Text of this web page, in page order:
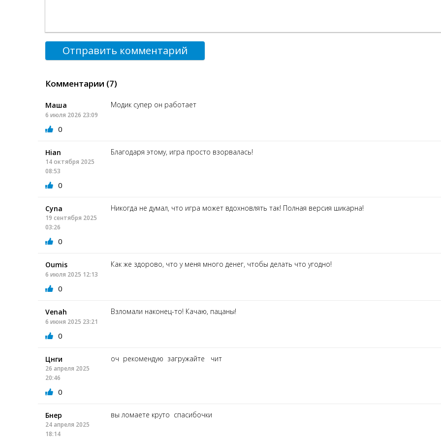
Отправить комментарий
Комментарии (7)
Маша
6 июля 2026 23:09
Модик супер он работает
0
Hian
14 октября 2025
08:53
Благодаря этому, игра просто взорвалась!
0
Cyna
19 сентября 2025
03:26
Никогда не думал, что игра может вдохновлять так! Полная версия шикарна!
0
Oumis
6 июля 2025 12:13
Как же здорово, что у меня много денег, чтобы делать что угодно!
0
Venah
6 июня 2025 23:21
Взломали наконец-то! Качаю, пацаны!
0
Цнги
26 апреля 2025
20:46
оч рекомендую загружайте чит
0
Бнер
24 апреля 2025
18:14
вы ломаете круто спасибочки